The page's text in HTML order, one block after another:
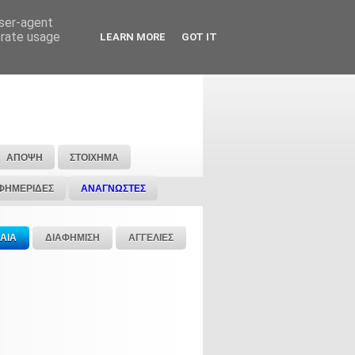
ΑΠΟΨΗ ΣΤΟΙΧΗΜΑ
ΑΝΑΓΝΩΣΤΕΣ
ΔΙΑΦΗΜΙΣΗ ΑΓΓΕΛΙΕΣ
agent
usage
LEARN MORE GOT IT